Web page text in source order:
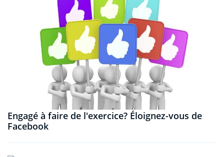
Engagé à faire de l'exercice? Éloignez-vous de
Facebook